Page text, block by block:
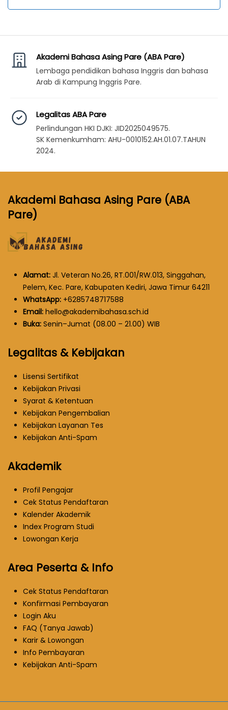
Akademi Bahasa Asing Pare (ABA Pare)
Lembaga pendidikan bahasa Inggris dan bahasa
Arab di Kampung Inggris Pare.
Legalitas ABA Pare
Perlindungan HKI DJKI: JID2025049575.
SK Kemenkumham: AHU-0010152.AH.01.07.TAHUN
2024.
Akademi Bahasa Asing Pare (ABA
Pare)
Alamat: Jl. Veteran No.26, RT.001/RW.013, Singgahan,
Pelem, Kec. Pare, Kabupaten Kediri, Jawa Timur 64211
WhatsApp: +6285748717588
Email: hello@akademibahasa.sch.id
Buka: Senin–Jumat (08.00 – 21.00) WIB
Legalitas & Kebijakan
Lisensi Sertifikat
Kebijakan Privasi
Syarat & Ketentuan
Kebijakan Pengembalian
Kebijakan Layanan Tes
Kebijakan Anti-Spam
Akademik
Profil Pengajar
Cek Status Pendaftaran
Kalender Akademik
Index Program Studi
Lowongan Kerja
Area Peserta & Info
Cek Status Pendaftaran
Konfirmasi Pembayaran
Login Aku
FAQ (Tanya Jawab)
Karir & Lowongan
Info Pembayaran
Kebijakan Anti-Spam